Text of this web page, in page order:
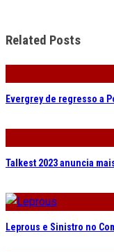
Related Posts
Evergrey de regresso a
Talkest 2023 anuncia
Leprous e Sinistro no